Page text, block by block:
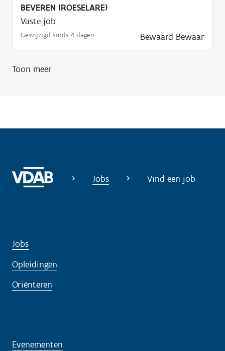
o
d
BEVEREN (ROESELARE)
Vaste job
Gewijzigd sinds 4 dagen Bewaard Bewaar
Toon meer
Jobs Vind een job
Jobs
Opleidingen
Oriënteren
Evenementen